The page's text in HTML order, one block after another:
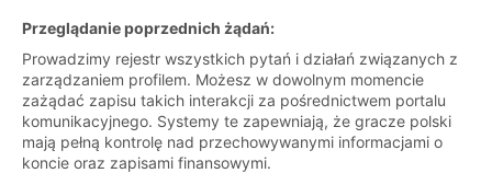
Przeglądanie poprzednich żądań:
Prowadzimy rejestr wszystkich pytań i działań związanych z
zarządzaniem profilem. Możesz w dowolnym momencie
zażądać zapisu takich interakcji za pośrednictwem portalu
komunikacyjnego. Systemy te zapewniają, że gracze polski
mają pełną kontrolę nad przechowywanymi informacjami o
koncie oraz zapisami finansowymi.